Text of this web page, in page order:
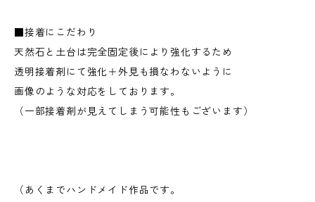
■接着にこだわり
天然石と土台は完全固定後により強化するため
透明接着剤にて強化＋外見も損なわないように
画像のような対応をしております。
（一部接着剤が見えてしまう可能性もございます）
（あくまでハンドメイド作品です。